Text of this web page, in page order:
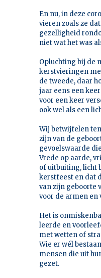
En nu, in deze
vieren zoals ze
gezelligheid
niet wat het was
Opluchting bij de
kerstvieringen
de tweede, daar
jaar eens een
voor een keer
ook wel als een
Wij betwijfelen
zijn van de
gevoelswaarde
Vrede op aarde,
of uitbuiting, licht
kerstfeest en dat
van zijn geboorte
voor de armen en
Het is
leerde en
met wetten of
Wie er wél
mensen die uit
gezet.